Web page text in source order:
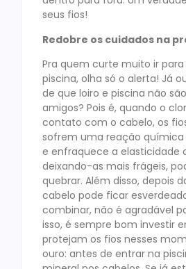
seus fios!
Redobre os cuidados na
Pra quem curte muito ir para
piscina, olha só o alerta! Já
de que loiro e piscina não
amigos? Pois é, quando o
contato com o cabelo, os
sofrem uma reação química
e enfraquece a elasticidade
deixando-as mais frágeis,
quebrar. Além disso, depois
cabelo pode ficar
combinar, não é agradável
isso, é sempre bom investir
protejam os fios nesses
ouro: antes de entrar na